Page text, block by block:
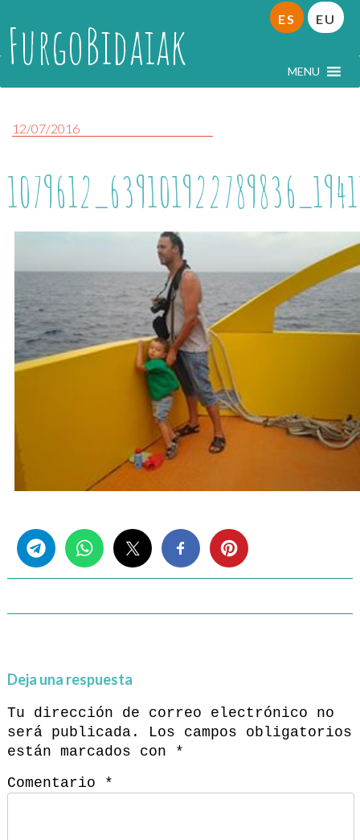
FurgoBidaiak MENU
ES EU
12/07/2016
Deja una respuesta
Tu dirección de correo electrónico no
será publicada.
Los campos obligatorios
están marcados con
*
Comentario
*